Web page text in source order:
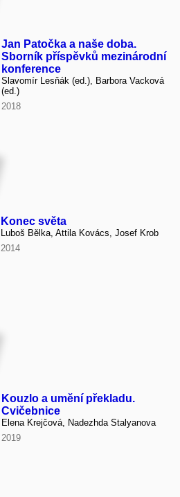
Jan Patočka a naše doba.
Sborník příspěvků mezinárodní
konference
Slavomír Lesňák (ed.), Barbora Vacková
(ed.)
2018
Konec světa
Luboš Bělka, Attila Kovács, Josef Krob
2014
Kouzlo a umění překladu.
Cvičebnice
Elena Krejčová, Nadezhda Stalyanova
2019